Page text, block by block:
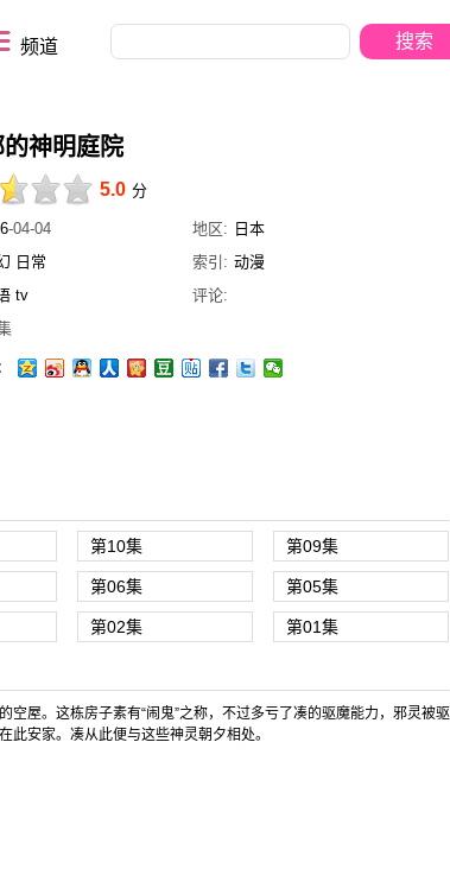
频道
神明庭院
5.0 分
-04-04 地区: 日本
日常 索引: 动漫
tv
评论:
第10集 第09集
第06集 第05集
第02集 第01集
空屋。这栋房子素有“闹鬼”之称，不过多亏了凑的驱魔能力，邪灵被驱
安家。凑从此便与这些神灵朝夕相处。